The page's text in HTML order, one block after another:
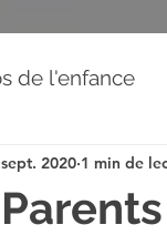
de l'enfance
Relations aux
2020 1 min de